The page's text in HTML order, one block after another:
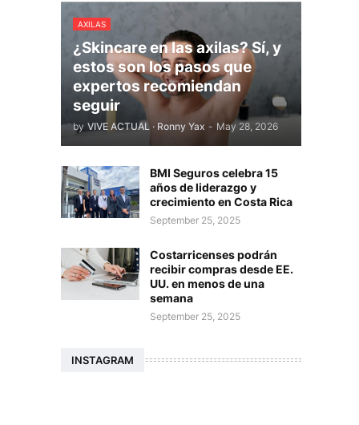
AXILAS
¿Skincare en las axilas? Sí, y
estos son los pasos que
expertos recomiendan
seguir
by VIVE ACTUAL · Ronny Yax - May 28, 2026
BMI Seguros celebra 15
años de liderazgo y
crecimiento en Costa Rica
September 25, 2025
Costarricenses podrán
recibir compras desde EE.
UU. en menos de una
semana
September 25, 2025
INSTAGRAM